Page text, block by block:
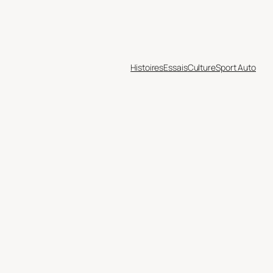
HistoiresEssaisCultureSport Auto